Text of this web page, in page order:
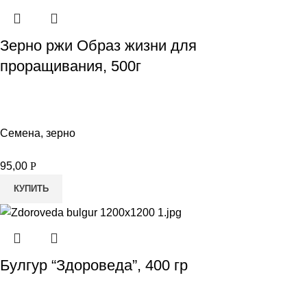
Зерно ржи Образ жизни для
проращивания, 500г
Семена, зерно
95,00 Р
КУПИТЬ
Булгур “Здороведа”, 400 гр